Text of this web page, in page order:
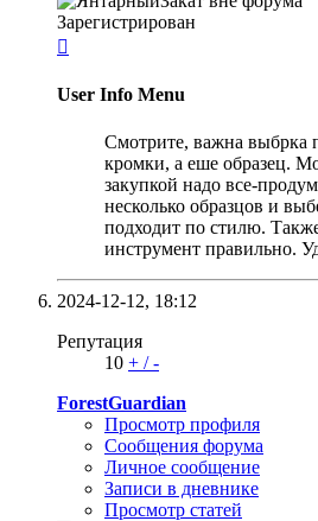
Зарегистрирован

User Info Menu
Смотрите, важна выбрка
кромки, а еше образец.
закупкой надо все-
несколько образцов и
подходит по стилю.
инструмент правильно.
2024-12-12, 18:12
Репутация
10 + /-
ForestGuardian
Просмотр профиля
Сообщения форума
Личное сообщение
Записи в дневнике
Просмотр статей